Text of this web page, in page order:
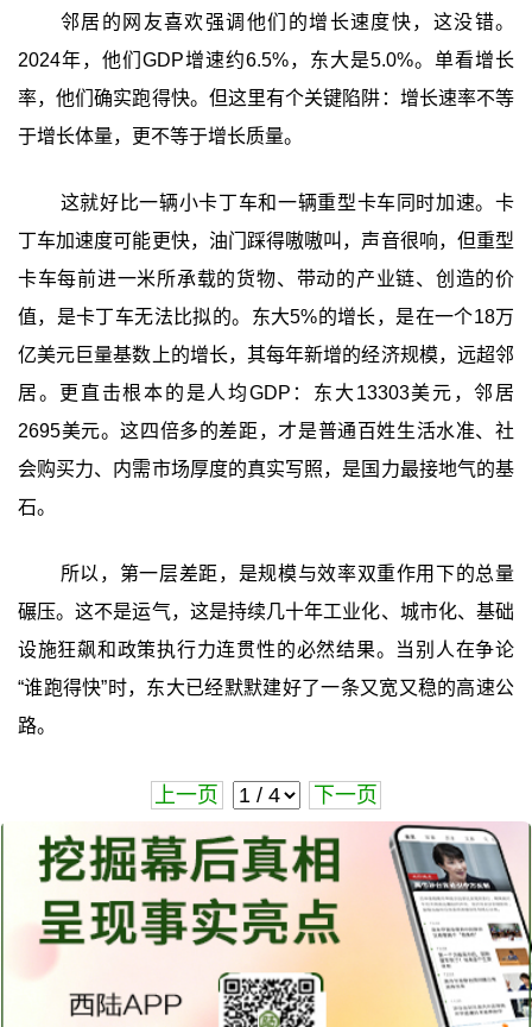
邻居的网友喜欢强调他们的增长速度快，这没错。
2024年，他们GDP增速约6.5%，东大是5.0%。单看增长
率，他们确实跑得快。但这里有个关键陷阱：增长速率不等
于增长体量，更不等于增长质量。
这就好比一辆小卡丁车和一辆重型卡车同时加速。卡
丁车加速度可能更快，油门踩得嗷嗷叫，声音很响，但重型
卡车每前进一米所承载的货物、带动的产业链、创造的价
值，是卡丁车无法比拟的。东大5%的增长，是在一个18万
亿美元巨量基数上的增长，其每年新增的经济规模，远超邻
居。更直击根本的是人均GDP：东大13303美元，邻居
2695美元。这四倍多的差距，才是普通百姓生活水准、社
会购买力、内需市场厚度的真实写照，是国力最接地气的基
石。
所以，第一层差距，是规模与效率双重作用下的总量
碾压。这不是运气，这是持续几十年工业化、城市化、基础
设施狂飙和政策执行力连贯性的必然结果。当别人在争论
“谁跑得快”时，东大已经默默建好了一条又宽又稳的高速公
路。
上一页 下一页